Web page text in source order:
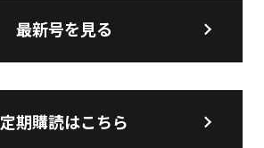
最新号を見る
定期購読はこちら